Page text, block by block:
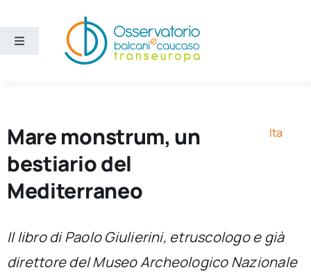
contenuto
Toggle
Ricerca e divulgazione
Chi siamo
Mare monstrum, un
bestiario del
Mediterraneo
Ita
Il libro di Paolo Giulierini, etruscologo e già
direttore del Museo Archeologico Nazionale